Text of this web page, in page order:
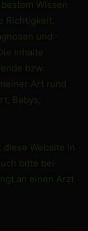
Wissen
Richtigkeit.
und -
Inhalte
bzw.
Art rund
Babys,
Website in
bitte bei
an einen Arzt